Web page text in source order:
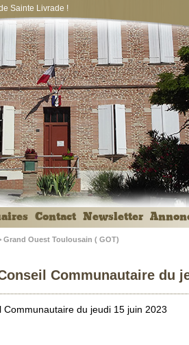
Sainte Livrade !
Contact Newsletter
Grand Ouest Toulousain ( GOT)
Communautaire du
du jeudi 15 juin 2023